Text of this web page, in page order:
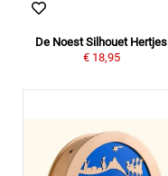
De Noest Silhouet Hertjes
€ 18,95